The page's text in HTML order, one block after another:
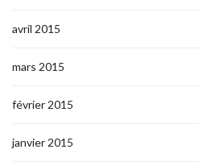
avril 2015
mars 2015
février 2015
janvier 2015